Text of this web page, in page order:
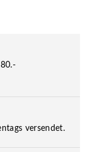
versendet.